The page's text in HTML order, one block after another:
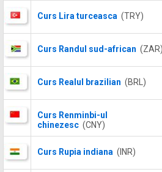
Curs Lira turceasca (TRY)
Curs Randul sud-african (ZAR)
Curs Realul brazilian (BRL)
Curs Renminbi-ul
chinezesc (CNY)
Curs Rupia indiana (INR)